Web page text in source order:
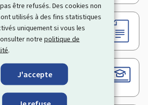
être refusés. Des cookies non
utilisés à des fins statistiques
uniquement si vous les
notrepolitique de
.
J'accepte
& Formulaires